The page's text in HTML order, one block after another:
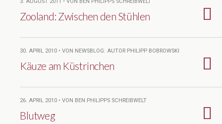
Zooland: Zwischen den Stühlen
30. APRIL 2010 • VON NEWSBLOG: AUTOR PHILIPP BOBROWSKI
Käuze am Küstrinchen
26. APRIL 2010 • VON BEN PHILIPPS SCHREIBWELT
Blutweg